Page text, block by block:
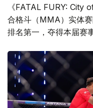
《FATAL FURY: City
合格斗（MMA）实体
排名第一，夺得本届赛